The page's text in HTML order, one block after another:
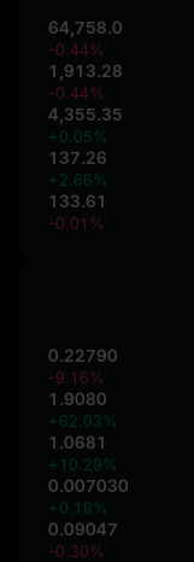
64,758.0
-0.44%
1,913.28
-0.44%
4,355.35
+0.05%
137.26
+2.66%
133.61
-0.01%
0.22790
-9.16%
1.9080
+62.03%
1.0681
+10.29%
0.007030
+0.18%
0.09047
-0.30%